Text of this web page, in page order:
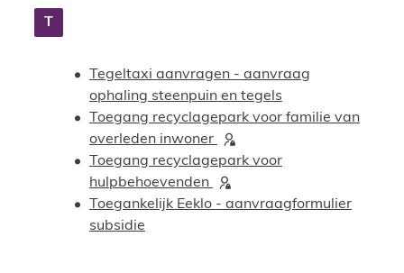
T
Tegeltaxi aanvragen - aanvraag
ophaling steenpuin en tegels
Toegang recyclagepark voor familie van
overleden inwoner
Toegang recyclagepark voor
hulpbehoevenden
Toegankelijk Eeklo - aanvraagformulier
subsidie